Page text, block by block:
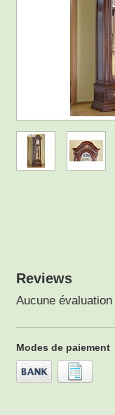
Reviews
Aucune
Modes de paiement